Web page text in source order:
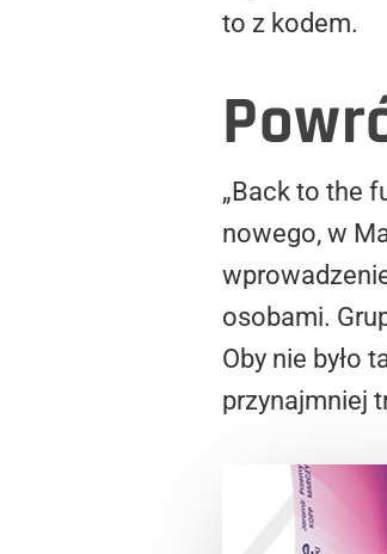
to z kodem.
„Back to the
nowego, w
osobami.
Oby nie było
przynajmniej